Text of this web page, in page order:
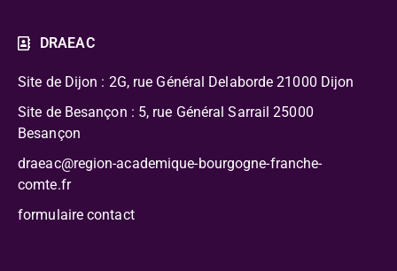
DRAEAC
Site de Dijon : 2G, rue Général Delaborde 21000 Dijon
Site de Besançon : 5, rue Général Sarrail 25000
Besançon
draeac@region-academique-bourgogne-franche-
comte.fr
formulaire contact